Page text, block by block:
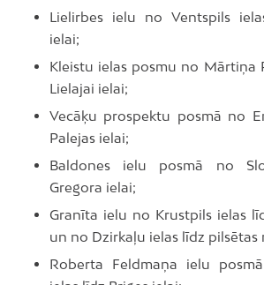
Lielirbes ielu no Ventspils
ielai;
Kleistu ielas posmu no Mārtiņa
Lielajai ielai;
Vecāķu prospektu posmā no
Palejas ielai;
Baldones ielu posmā no
Gregora ielai;
Granīta ielu no Krustpils ielas
un no Dzirkaļu ielas līdz pilsētas
Roberta Feldmaņa ielu